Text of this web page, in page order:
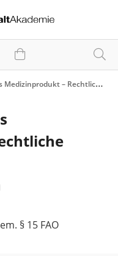
Abgrenzungen und Herausforderungen
§ 15 FAO